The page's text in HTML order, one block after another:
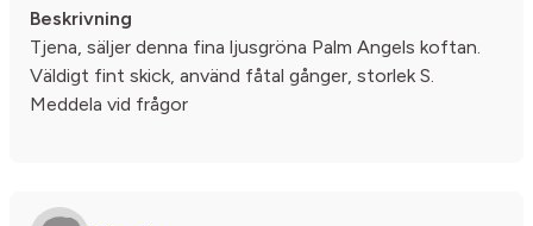
Beskrivning
Tjena, säljer denna fina ljusgröna Palm Angels koftan.
Väldigt fint skick, använd fåtal gånger, storlek S.
Meddela vid frågor